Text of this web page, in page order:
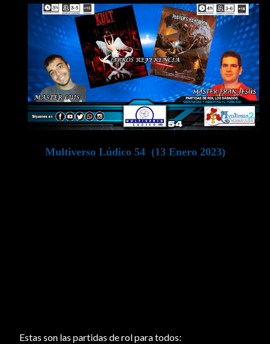
Multiverso Lúdico 54 (13 Enero 2023)
Estas son las partidas de rol para todos: